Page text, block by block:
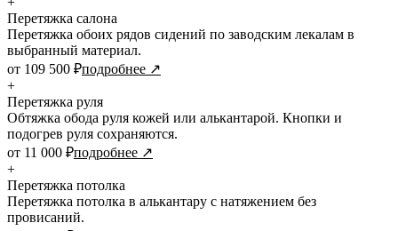
Перетяжка салона
Перетяжка обоих рядов сидений по заводским лекалам в
выбранный материал.
от 109 500 ₽подробнее ↗
+
Перетяжка руля
Обтяжка обода руля кожей или алькантарой. Кнопки и
подогрев руля сохраняются.
от 11 000 ₽подробнее ↗
+
Перетяжка потолка
Перетяжка потолка в алькантару с натяжением без
провисаний.